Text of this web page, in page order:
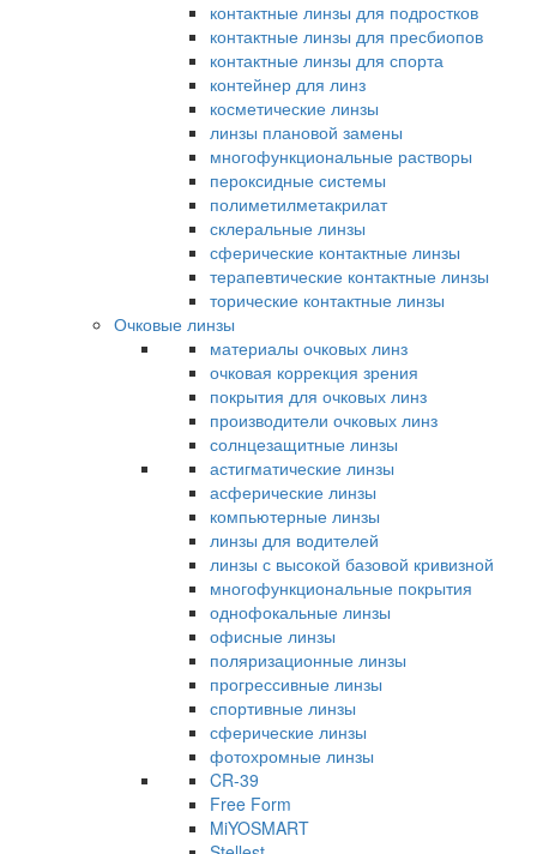
контактные линзы для подростков
контактные линзы для пресбиопов
контактные линзы для спорта
контейнер для линз
косметические линзы
линзы плановой замены
многофункциональные растворы
пероксидные системы
полиметилметакрилат
склеральные линзы
сферические контактные линзы
терапевтические контактные линзы
торические контактные линзы
Очковые линзы
материалы очковых линз
очковая коррекция зрения
покрытия для очковых линз
производители очковых линз
солнцезащитные линзы
астигматические линзы
асферические линзы
компьютерные линзы
линзы для водителей
линзы с высокой базовой кривизной
многофункциональные покрытия
однофокальные линзы
офисные линзы
поляризационные линзы
прогрессивные линзы
спортивные линзы
сферические линзы
фотохромные линзы
CR-39
Free Form
MiYOSMART